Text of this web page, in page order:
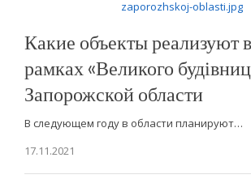
Какие объекты реализуют в
рамках «Великого
Запорожской области
В следующем году в области планируют…
17.11.2021